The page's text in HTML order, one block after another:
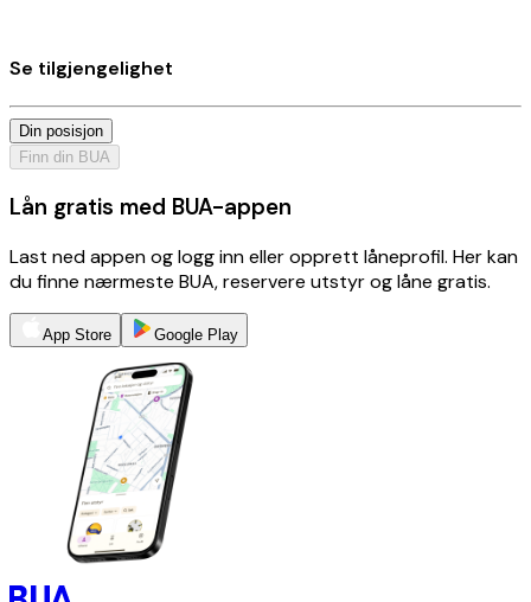
Se tilgjengelighet
Din posisjon
Finn din BUA
Lån gratis med BUA-appen
Last ned appen og logg inn eller opprett låneprofil. Her kan
du finne nærmeste BUA, reservere utstyr og låne gratis.
App Store Google Play